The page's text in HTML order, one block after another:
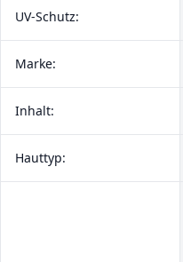
UV-Schutz:
Marke:
Inhalt:
Hauttyp: